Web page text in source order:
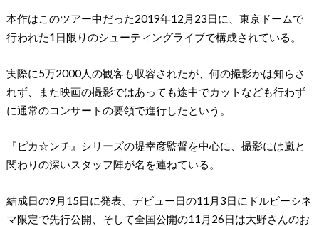
本作はこのツアー中だった2019年12月23日に、東京ドームで
行われた1日限りのシューティングライブで構成されている。
実際に5万2000人の観客も収容されたが、何の撮影かは知らさ
れず、また映画の撮影ではあっても途中でカットなども行わず
に通常のコンサートの要領で進行したという。
『ピカ☆ンチ』シリーズの堤幸彦監督を中心に、撮影には嵐と
関わりの深いスタッフ陣が名を連ねている。
結成日の9月15日に発表、デビュー日の11月3日にドルビーシネ
マ限定で先行公開、そして全国公開の11月26日は大野さんのお